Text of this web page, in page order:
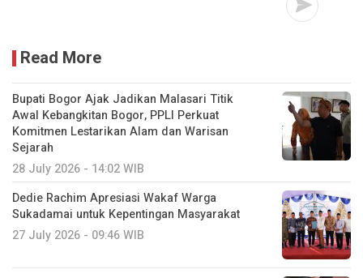
Read More
Bupati Bogor Ajak Jadikan Malasari Titik
Awal Kebangkitan Bogor, PPLI Perkuat
Komitmen Lestarikan Alam dan Warisan
Sejarah
28 July 2026 - 14:02 WIB
Dedie Rachim Apresiasi Wakaf Warga
Sukadamai untuk Kepentingan Masyarakat
27 July 2026 - 09:46 WIB